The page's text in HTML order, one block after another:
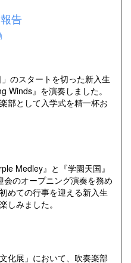
告
のスタートを切った新入生
Winds』を演奏しました。
部として入学式を精一杯お
Medley』と『学園天国』
のオープニング演奏を務め
めての行事を迎える新入生
しみました。
化展」において、吹奏楽部